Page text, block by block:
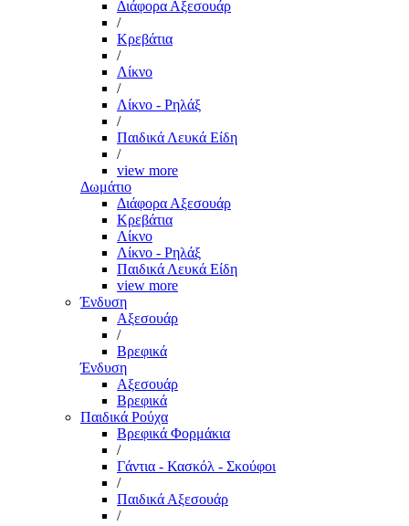
Διάφορα Αξεσουάρ
/
Κρεβάτια
/
Λίκνο
/
Λίκνο - Ρηλάξ
/
Παιδικά Λευκά Είδη
/
view more
Δωμάτιο
Διάφορα Αξεσουάρ
Κρεβάτια
Λίκνο
Λίκνο - Ρηλάξ
Παιδικά Λευκά Είδη
view more
Ένδυση
Αξεσουάρ
/
Βρεφικά
Ένδυση
Αξεσουάρ
Βρεφικά
Παιδικά Ρούχα
Βρεφικά Φορμάκια
/
Γάντια - Κασκόλ - Σκούφοι
/
Παιδικά Αξεσουάρ
/